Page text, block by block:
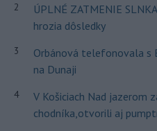
2
ÚPLNÉ ZATMENIE
hrozia dôsledky
3
Orbánová telefonovala s
na Dunaji
4
V Košiciach Nad jazerom
chodníka,otvorili aj